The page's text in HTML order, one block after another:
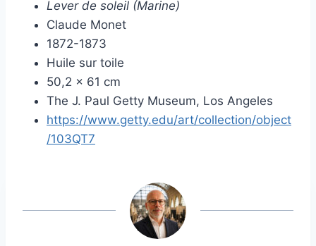
Lever de soleil (Marine)
Claude Monet
1872-1873
Huile sur toile
50,2 × 61 cm
The J. Paul Getty Museum, Los Angeles
https://www.getty.edu/art/collection/object
/103QT7